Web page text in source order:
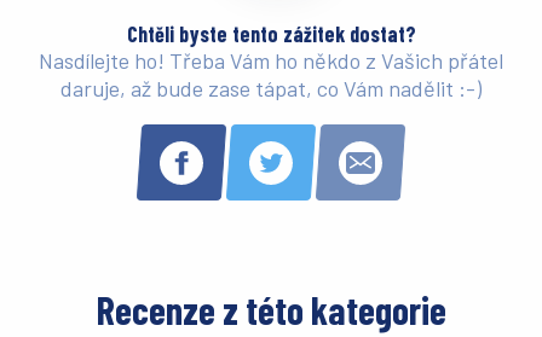
Chtěli byste tento zážitek dostat?
Nasdílejte ho! Třeba Vám ho někdo z Vašich přátel
daruje, až bude zase tápat, co Vám nadělit :-)
Recenze z této kategorie